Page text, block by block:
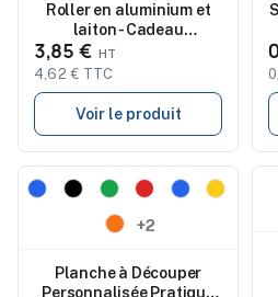
Roller en aluminium et
laiton - Cadeau
d'Entreprise Bridge
3,85 €
4,62 € TTC
Voir le produit
Nouveau
+2
Planche à Découper
Personnalisée Pratique